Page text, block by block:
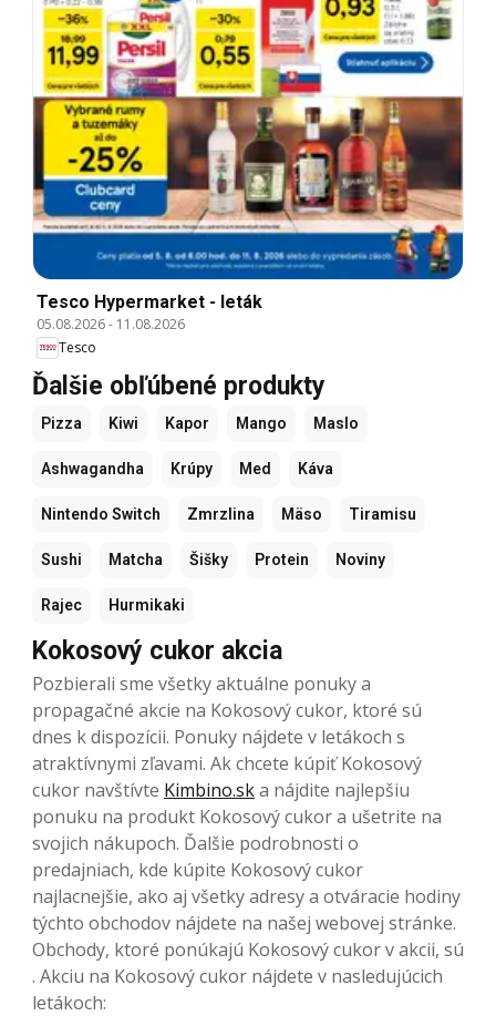
Tesco Hypermarket - leták
05.08.2026- 11.08.2026
Tesco
Ďalšie obľúbené produkty
Pizza Kiwi Kapor Mango Maslo
Ashwagandha Krúpy Med Káva
Nintendo Switch Zmrzlina Mäso Tiramisu
Sushi Matcha Šišky Protein Noviny
Rajec Hurmikaki
Kokosový cukor akcia
Pozbierali sme všetky aktuálne ponuky a
propagačné akcie na Kokosový cukor, ktoré sú
dnes k dispozícii. Ponuky nájdete v letákoch s
atraktívnymi zľavami. Ak chcete kúpiť Kokosový
cukor navštívte Kimbino.ska nájdite najlepšiu
ponuku na produkt Kokosový cukor a ušetrite na
svojich nákupoch. Ďalšie podrobnosti o
predajniach, kde kúpite Kokosový cukor
najlacnejšie, ako aj všetky adresy a otváracie hodiny
týchto obchodov nájdete na našej webovej stránke.
Obchody, ktoré ponúkajú Kokosový cukor v akcii, sú
. Akciu na Kokosový cukor nájdete v nasledujúcich
letákoch: